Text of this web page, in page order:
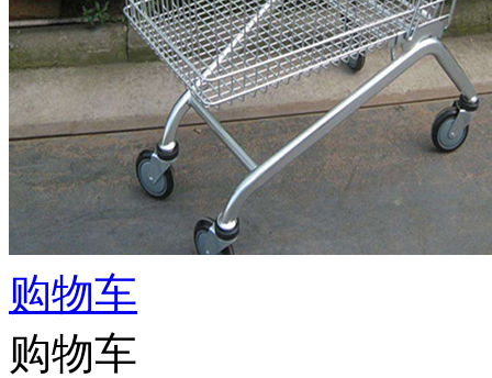
购物车
购物车